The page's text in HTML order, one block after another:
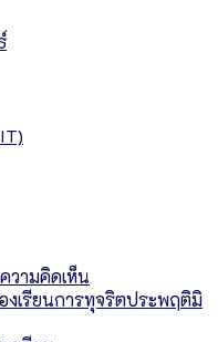
วามคิดเห็น
งเรียนการทุจริตประพฤติมิ